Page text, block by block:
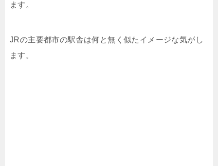
ます。
JRの主要都市の駅舎は何と無く似たイメージな気がし
ます。